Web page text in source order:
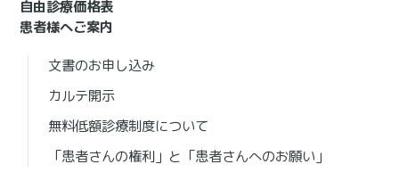
自由診療価格表
患者様へご案内
文書のお申し込み
カルテ開示
無料低額診療制度について
「患者さんの権利」と「患者さんへのお願い」